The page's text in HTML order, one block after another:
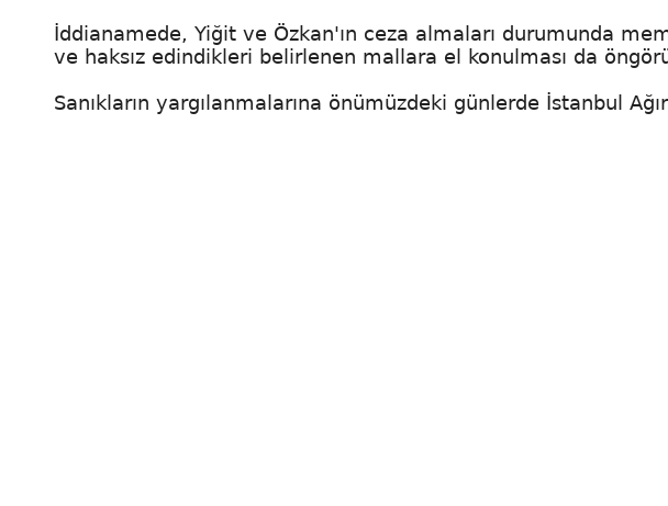
İddianamede, Yiğit ve Özkan'ın ceza almaları durumunda
ve haksız edindikleri belirlenen mallara el konulması da
Sanıkların yargılanmalarına önümüzdeki günlerde İstanbul